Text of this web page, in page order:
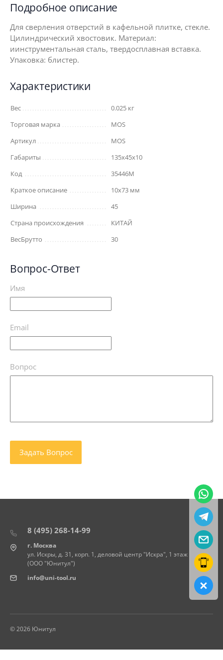
Подробное описание
Для сверления отверстий в кафельной плитке, стекле.
Цилиндрический хвостовик. Материал:
иинструментальная сталь, твердосплавная вставка.
Упаковка: блистер.
Характеристики
Вес
0.025 кг
Торговая марка
MOS
Артикул
MOS
Габариты
135x45x10
Код
35446М
Краткое описание
10х73 мм
Ширина
45
Страна происхождения
КИТАЙ
ВесБрутто
30
Вопрос-Ответ
Имя
Email
Вопрос
8 (495) 268-14-99
г. Москва
ул. Искры, д. 31, корп. 1, деловой центр "Искра", 1 этаж
(ООО "Юнитул")
info@uni-tool.ru
© 2026 Юнитул